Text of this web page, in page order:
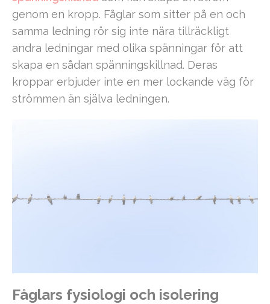
genom en kropp. Fåglar som sitter på en och
samma ledning rör sig inte nära tillräckligt
andra ledningar med olika spänningar för att
skapa en sådan spänningskillnad. Deras
kroppar erbjuder inte en mer lockande väg för
strömmen än själva ledningen.
Fåglars fysiologi och isolering